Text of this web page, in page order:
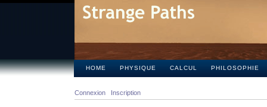
HOME PHYSIQUE CALCUL PHILOSOPHIE
Connexion Inscription